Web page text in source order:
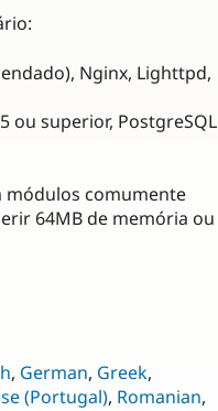
Nginx, Lighttpd,
ou superior, PostgreSQL
módulos comumente
64MB de memória ou
, German, Greek,
(Portugal), Romanian,